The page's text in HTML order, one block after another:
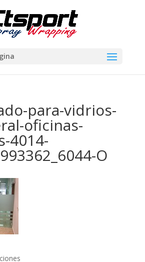
para-vidrios-
oficinas-
4014-
O